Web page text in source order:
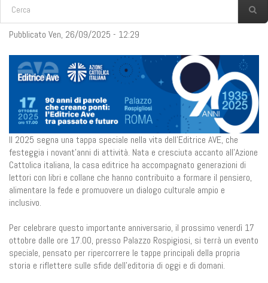
Pubblicato Ven, 26/09/2025 - 12:29
Il 2025 segna una tappa speciale nella vita dell’Editrice AVE, che
festeggia i novant’anni di attività. Nata e cresciuta accanto all’Azione
Cattolica italiana, la casa editrice ha accompagnato generazioni di
lettori con libri e collane che hanno contribuito a formare il pensiero,
alimentare la fede e promuovere un dialogo culturale ampio e
inclusivo.
Per celebrare questo importante anniversario, il prossimo venerdì 17
ottobre dalle ore 17.00, presso Palazzo Rospigiosi, si terrà un evento
speciale, pensato per ripercorrere le tappe principali della propria
storia e riflettere sulle sfide dell’editoria di oggi e di domani.